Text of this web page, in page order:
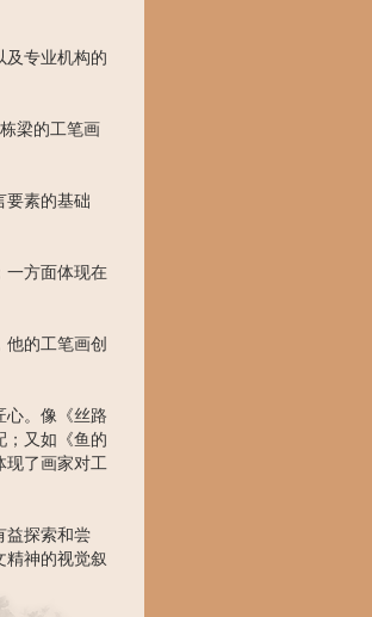
及专业机构的
梁的工笔画
要素的基础
一方面体现在
的工笔画创
心。像《丝路
；又如《鱼的
现了画家对工
益探索和尝
神的视觉叙